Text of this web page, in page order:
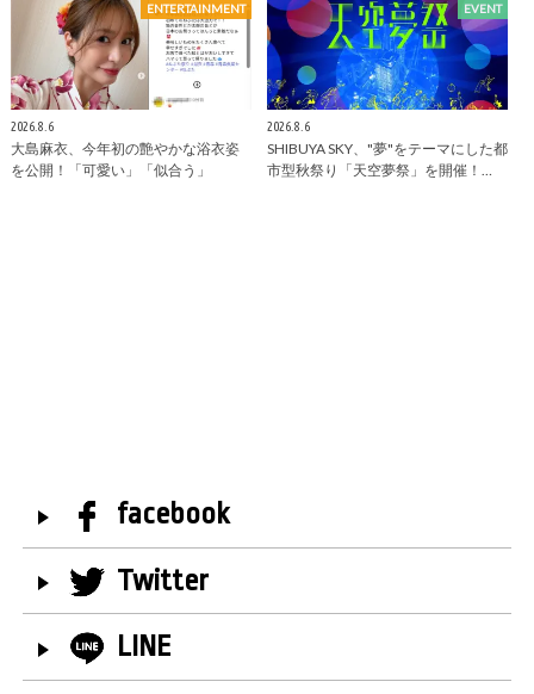
ENTERTAINMENT
2026.8.6
大島麻衣、今年初の艶やかな浴衣姿
を公開！「可愛い」「似合う」
EVENT
2026.8.6
SHIBUYA SKY、"夢"をテーマにした都
市型秋祭り「天空夢祭」を開催！…
facebook
Twitter
LINE